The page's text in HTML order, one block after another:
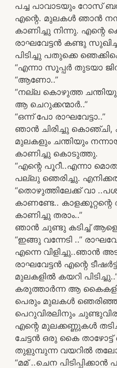
പച്ച പാവാടയും റോസ്
എന്റെ. മുലകൾ ഞാൻ
കാണിച്ചു നിന്നു.
രാഘവേട്ടൻ കണ്ടു
പിടിച്ചു പതുക്കെ
“എന്നാ സൂപ്പർ തുടയാ
“ആണോ..”
“നല്ല കൊഴുത്ത
ആ ചെറുക്കന്മാർ..”
“ഒന്ന് പോ രാഘവേട്ടാ..”
ഞാൻ ചിരിച്ചു
മുലകളും ചന്തിയും
കാണിച്ചു കൊടുത്തു.
“എന്റെ പൂറീ..എന്നാ
പല്ലു ഞെരിച്ചു.
“തൊഴുത്തിലേക്ക്‌ വാ
കാണണ്ടേ..
കാണിച്ചു തരാം..”
ഞാൻ ചുണ്ടു കടിച്ച്‌ ആളെ
“ഇങ്ങു വന്നേടി ..”
എന്നെ വിളിച്ചു..ഞാന്‍
രാഘവേട്ടന്‍ എന്റെ
മുലകളില്‍ കയറി
കരുത്താര്‍ന്ന ആ
പെരും മുലകള്‍
പെറുവിരലിനും
എന്റെ മുലക്കണ്ണുകള്‍
ചേട്ടന്‍ ഒരു കൈ
തുളുമ്പുന്ന വയറില്‍
“മമ്‌ ..ചെന പിടിപ്പിക്കാന്‍